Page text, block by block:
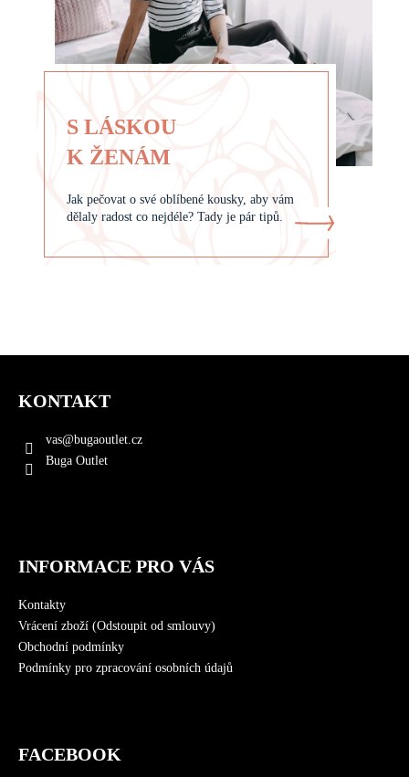
S LÁSKOU
K ŽENÁM
Jak pečovat o své oblíbené kousky, aby vám
dělaly radost co nejdéle? Tady je pár tipů.
Z
KONTAKT
vas@bugaoutlet.cz
Buga Outlet
INFORMACE PRO VÁS
Kontakty
Vrácení zboží (Odstoupit od smlouvy)
Obchodní podmínky
Podmínky pro zpracování osobních údajů
FACEBOOK